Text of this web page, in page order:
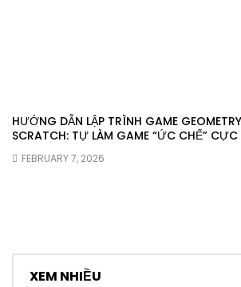
HƯỚNG DẪN LẬP TRÌNH GAME
SCRATCH: TỰ LÀM GAME “ỨC CHẾ”
FEBRUARY 7, 2026
XEM NHIỀU